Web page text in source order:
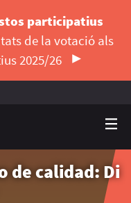
participatius
de la votació als
2025/26
de calidad: Di